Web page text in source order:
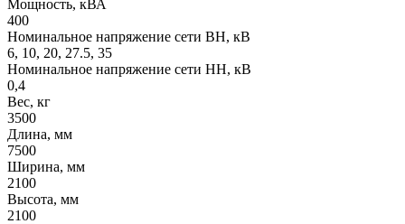
Мощность, кВА
400
Номинальное напряжение сети ВН, кВ
6, 10, 20, 27.5, 35
Номинальное напряжение сети НН, кВ
0,4
Вес, кг
3500
Длина, мм
7500
Ширина, мм
2100
Высота, мм
2100